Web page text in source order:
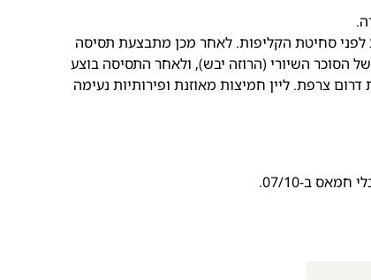
לפני סחיטת הקליפות. לאחר מכן מתבצעת תסיסה
הסוכר השיורי (הרוזה יבש), ולאחר התסיסה בוצע
צרפת. ליין חמיצות מאוזנת ופירותיות נעימה
ב-07/10.